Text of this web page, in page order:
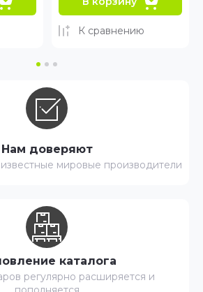
К сравнению
Нам доверяют
мировые производители
каталога
регулярно расширяется и